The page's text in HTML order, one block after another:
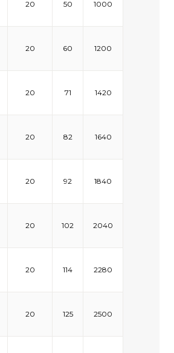
20 50 1000
20 60 1200
20 71 1420
20 82 1640
20 92 1840
20 102 2040
20 114 2280
20 125 2500